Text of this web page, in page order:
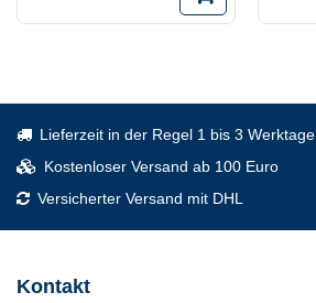
Lieferzeit in der Regel 1 bis 3 Werktage
Kostenloser Versand ab 100 Euro
Versicherter Versand mit DHL
Kontakt